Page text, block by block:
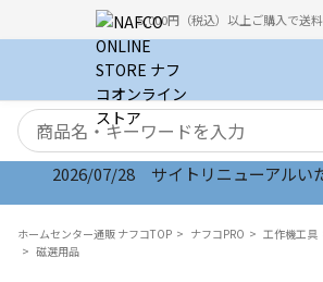
5,000円（税込）以上ご購入で送
検索キーワード
2026/07/28 サイトリニューアルい
ホームセンター通販 ナフコTOP ナフコPRO 工作機工具
磁選用品